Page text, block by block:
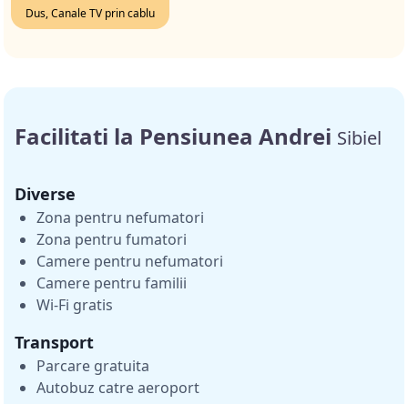
Dus, Canale TV prin cablu
Facilitati la Pensiunea Andrei Sibiel
Diverse
Zona pentru nefumatori
Zona pentru fumatori
Camere pentru nefumatori
Camere pentru familii
Wi-Fi gratis
Transport
Parcare gratuita
Autobuz catre aeroport